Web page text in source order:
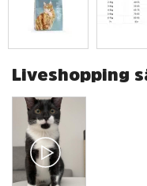
Liveshopping